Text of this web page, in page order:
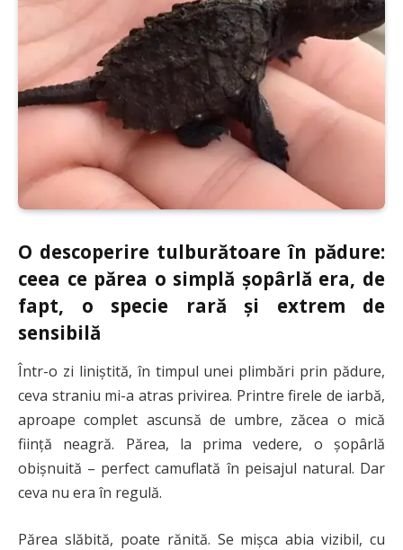
O descoperire tulburătoare în pădure:
ceea ce părea o simplă șopârlă era, de
fapt, o specie rară și extrem de
sensibilă
Într-o zi liniștită, în timpul unei plimbări prin pădure,
ceva straniu mi-a atras privirea. Printre firele de iarbă,
aproape complet ascunsă de umbre, zăcea o mică
ființă neagră. Părea, la prima vedere, o șopârlă
obișnuită – perfect camuflată în peisajul natural. Dar
ceva nu era în regulă.
Părea slăbită, poate rănită. Se mișca abia vizibil, cu